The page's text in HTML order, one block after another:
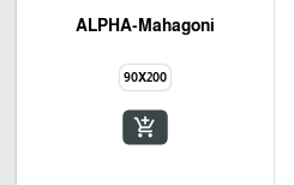
ALPHA-Mahagoni
90X200
add_shopping_cart